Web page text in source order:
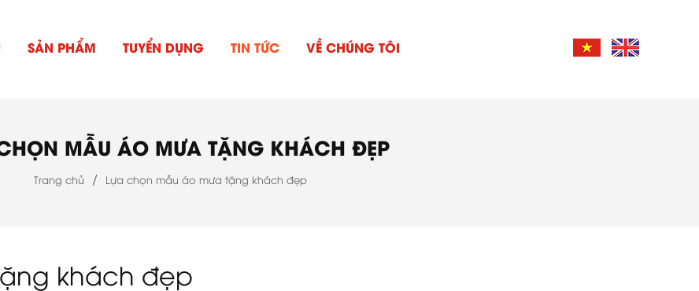
SẢN PHẨM TUYỂN DỤNG TIN TỨC VỀ CHÚNG TÔI
MẪU ÁO MƯA TẶNG KHÁCH ĐẸP
Trang chủ / Lựa chọn mẫu áo mưa tặng khách đẹp
khách đẹp